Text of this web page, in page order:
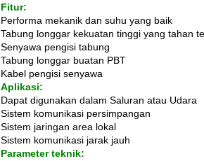
Fitur:
Performa mekanik dan suhu yang baik
Tabung longgar kekuatan tinggi yang tahan
Senyawa pengisi tabung
Tabung longgar buatan PBT
Kabel pengisi senyawa
Aplikasi:
Dapat digunakan dalam Saluran atau Udara
Sistem komunikasi persimpangan
Sistem jaringan area lokal
Sistem komunikasi jarak jauh
Parameter teknik: